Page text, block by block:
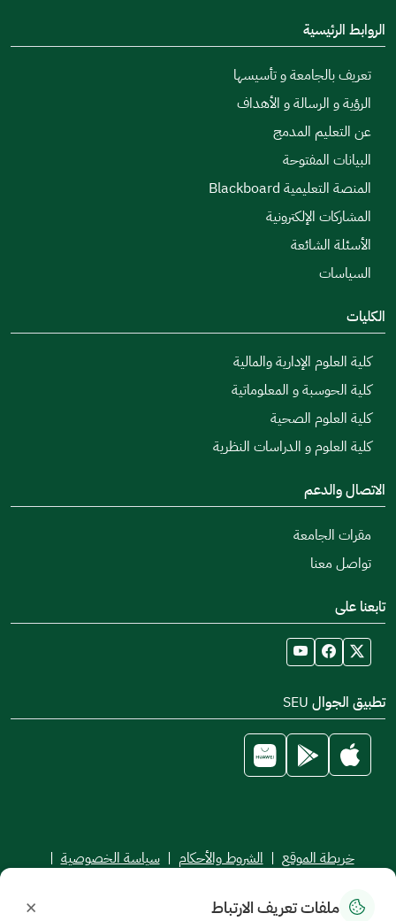
الروابط الرئيسية
تعريف بالجامعة و تأسيسها
الرؤية و الرسالة و الأهداف
عن التعليم المدمج
البيانات المفتوحة
المنصة التعليمية Blackboard
المشاركات الإلكترونية
الأسئلة الشائعة
السياسات
الكليات
كلية العلوم الإدارية والمالية
كلية الحوسبة و المعلوماتية
كلية العلوم الصحية
كلية العلوم و الدراسات النظرية
الاتصال والدعم
مقرات الجامعة
تواصل معنا
تابعنا على
تطبيق الجوال SEU
خريطة الموقع | الشروط والأحكام | سياسة الخصوصية |
جميع الحقوق محفوظة للجامعة السعودية الإلكترونية © 2026
ملفات تعريف الارتباط ×